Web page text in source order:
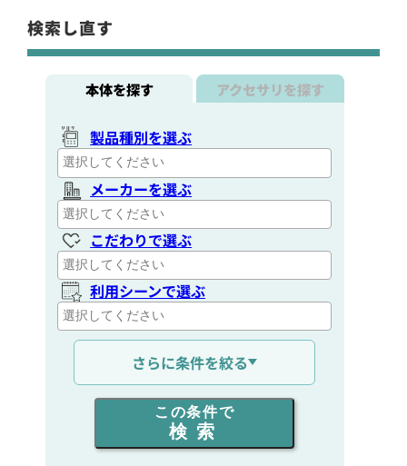
検索し直す
本体を探す アクセサリを探す
製品種別を選ぶ
メーカーを選ぶ
こだわりで選ぶ
利用シーンで選ぶ
通信距離を選ぶ
出力を選ぶ
同時通話人数を選ぶ
さらに条件を絞る
この条件で
検索